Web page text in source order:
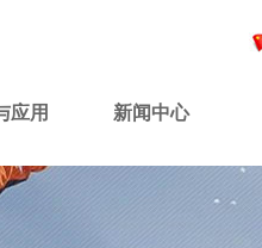
应用 新闻中心